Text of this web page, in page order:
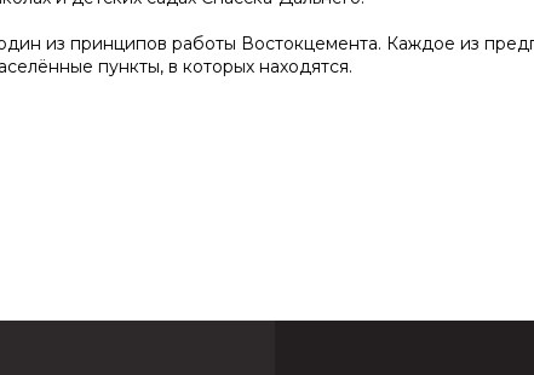
из принципов работы Востокцемента. Каждое из
пункты, в которых находятся.